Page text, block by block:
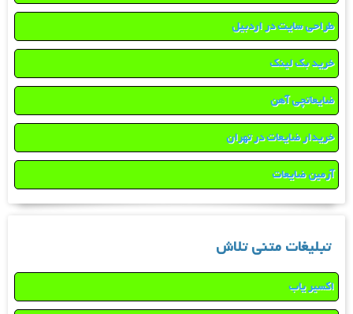
طراحی سایت در اردبیل
خرید بک لینک
ضایعاتچی آهن
خریدار ضایعات در تهران
آرمین ضایعات
تبلیغات متنی تلاش
اکسیر یاب